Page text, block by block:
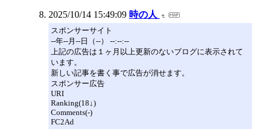
2025/10/14 15:49:09 時の人
スポンサーサイト
--年--月--日（--） --:--:--
上記の広告は１ヶ月以上更新のないブログに表示されて
います。
新しい記事を書く事で広告が消せます。
スポンサー広告
URI
Ranking(18↓)
Comments(-)
FC2Ad